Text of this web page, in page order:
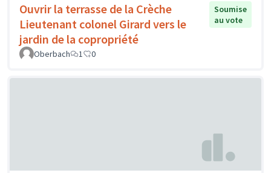
Ouvrir la terrasse de la Crèche
Lieutenant colonel Girard vers le
jardin de la copropriété
Soumise
au vote
Oberbach 1 0